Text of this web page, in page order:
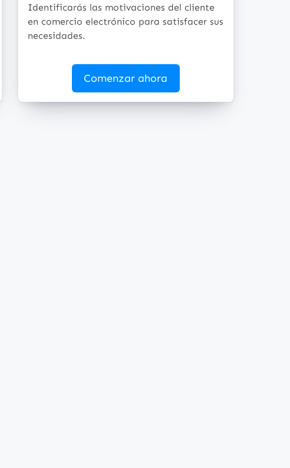
Identificarás las motivaciones del cliente
en comercio electrónico para satisfacer sus
necesidades.
Comenzar ahora